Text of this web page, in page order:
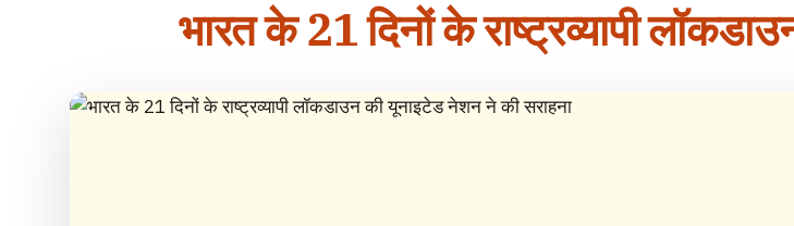
भारत के 21 दिनों के राष्ट्रव्यापी